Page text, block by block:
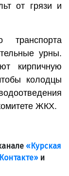
от грязи и
транспорта
урны.
кирпичную
колодцы
ЖКХ.
«Курская
и